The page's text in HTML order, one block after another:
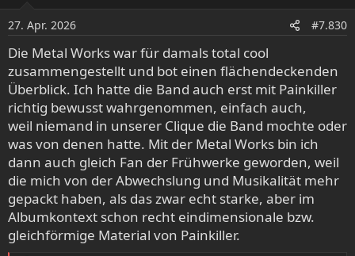
n
e
n
:
27. Apr. 2026 #7.830
Die Metal Works war für damals total cool
zusammengestellt und bot einen flächendeckenden
Überblick. Ich hatte die Band auch erst mit Painkiller
richtig bewusst wahrgenommen, einfach auch,
weil niemand in unserer Clique die Band mochte oder
was von denen hatte. Mit der Metal Works bin ich
dann auch gleich Fan der Frühwerke geworden, weil
die mich von der Abwechslung und Musikalität mehr
gepackt haben, als das zwar echt starke, aber im
Albumkontext schon recht eindimensionale bzw.
gleichförmige Material von Painkiller.